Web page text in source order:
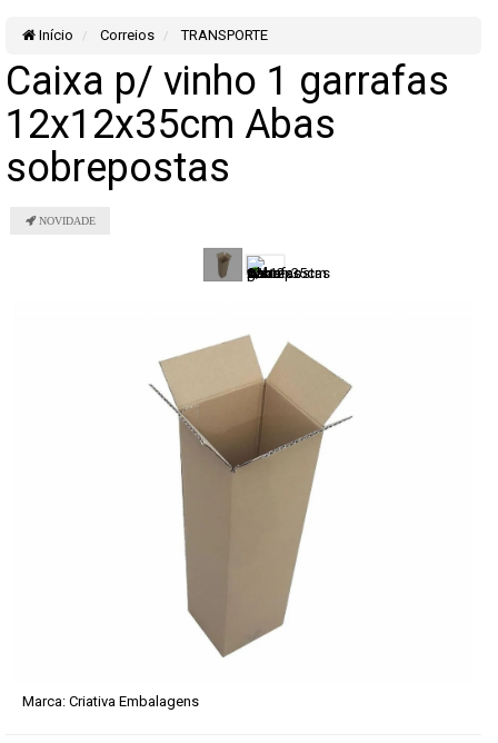
Início Correios TRANSPORTE
Caixa p/ vinho 1 garrafas
12x12x35cm Abas
sobrepostas
Marca: Criativa Embalagens